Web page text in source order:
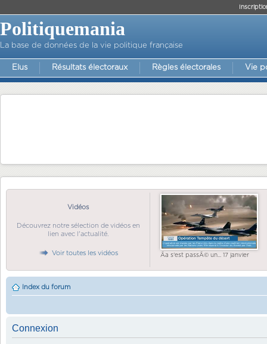
Politiquemania
La base de données de la vie politique française
Elus Résultats électoraux Règles électorales Vie
Vidéos
Découvrez notre sélection de vidéos en
lien avec l'actualité.
Voir toutes les vidéos Ãa s'est passÃ© un... 17 janvier
Index du forum
Connexion